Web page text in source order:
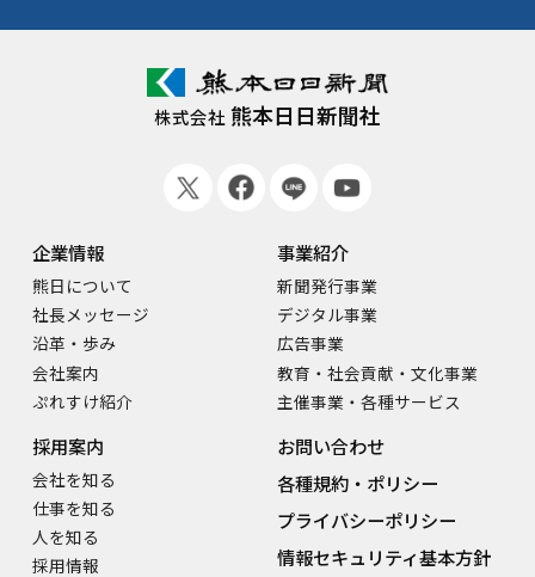
株式会社 熊本日日新聞社
企業情報
熊日について
社長メッセージ
沿革・歩み
会社案内
ぷれすけ紹介
事業紹介
新聞発行事業
デジタル事業
広告事業
教育・社会貢献・文化事業
主催事業・各種サービス
採用案内
会社を知る
仕事を知る
人を知る
採用情報
お問い合わせ
各種規約・ポリシー
プライバシーポリシー
情報セキュリティ基本方針